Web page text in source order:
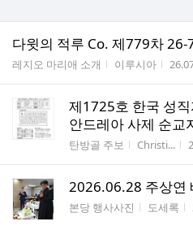
다윗의 적루 Co. 제779차 26-
게시판명
레지오 마리애 소개 작성자
이루시아 작성
제1725호 한국 성
안드레아 사제 순교
게시판명
탄방골 주보 작성자
Christi...
2026.06.28 주상연
게시판명
본당 행사사진 작성자
도세록